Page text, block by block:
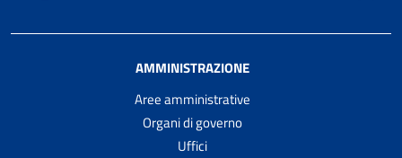
AMMINISTRAZIONE
Aree amministrative
Organi di governo
Uffici